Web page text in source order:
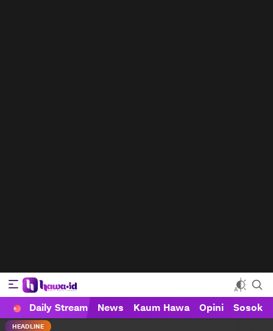
HAWA
Haluan Wanita Indonesia
Daily Stream News Kaum Hawa Opini Sosok
HEADLINE